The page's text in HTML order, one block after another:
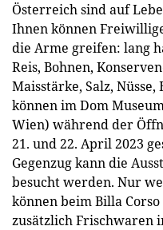
Österreich sind auf
Ihnen können
die Arme greifen: lang
Reis, Bohnen,
Maisstärke, Salz,
können im Dom
Wien) während der
21. und 22. April 2023
Gegenzug kann die
besucht werden. Nur
können beim Billa
zusätzlich Frischwaren